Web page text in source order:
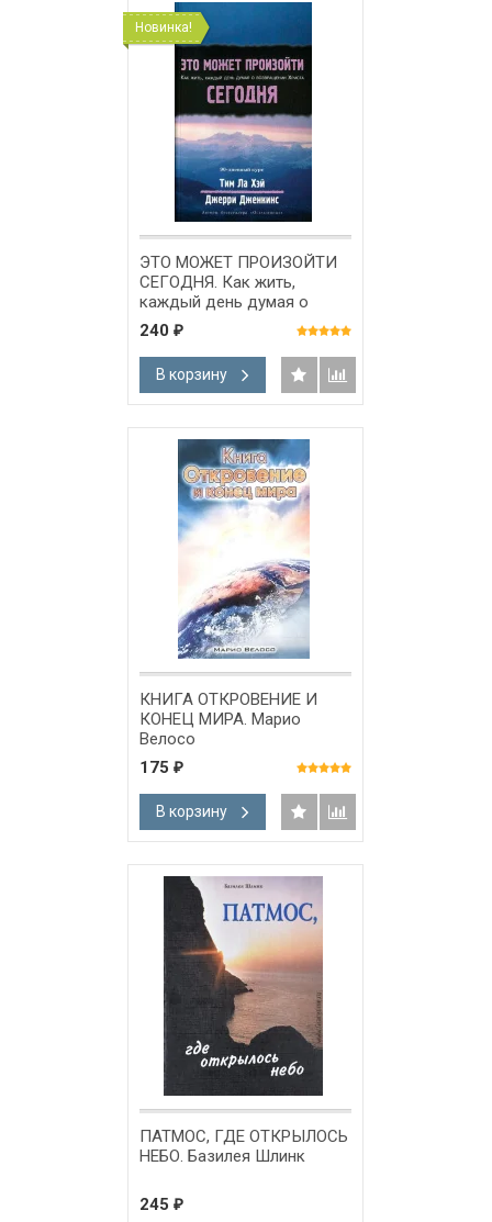
Новинка!
ЭТО МОЖЕТ ПРОИЗОЙТИ
СЕГОДНЯ. Как жить,
каждый день думая о
возвращении Христа. Тим
Ла Хей и Джерри Дженкинс
240 ₽
В корзину
КНИГА ОТКРОВЕНИЕ И
КОНЕЦ МИРА. Марио
Велосо
175 ₽
В корзину
ПАТМОС, ГДЕ ОТКРЫЛОСЬ
НЕБО. Базилея Шлинк
245 ₽